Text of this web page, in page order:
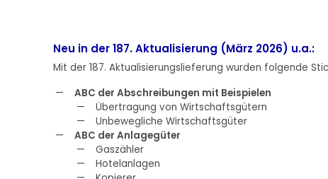
Neu in der 187. Aktualisierung (März 2026) u.a.:
Mit der 187. Aktualisierungslieferung wurden folgende
ABC der Abschreibungen mit Beispielen
Übertragung von Wirtschaftsgütern
Unbewegliche Wirtschaftsgüter
ABC der Anlagegüter
Gaszähler
Hotelanlagen